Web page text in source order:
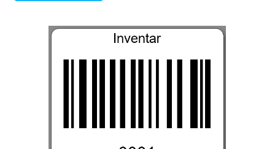
Bildergalerie überspringen